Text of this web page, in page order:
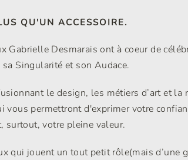
QU'UN ACCESSOIRE.
Gabrielle Desmarais ont à coeur de
sa Singularité et son Audace.
le design, les métiers d’art et la
vous permettront d'exprimer votre
surtout, votre pleine valeur.
qui jouent un tout petit rôle(mais d’une